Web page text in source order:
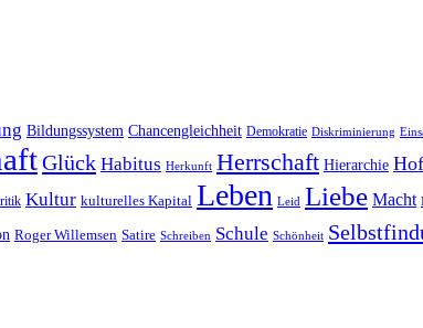
Bildungssystem Chancengleichheit Demokratie Diskriminierung
Glück Habitus Herkunft Herrschaft Hierarchie
Kultur kulturelles Kapital Leben Leid Liebe Macht
Roger Willemsen Satire Schreiben Schule Schönheit